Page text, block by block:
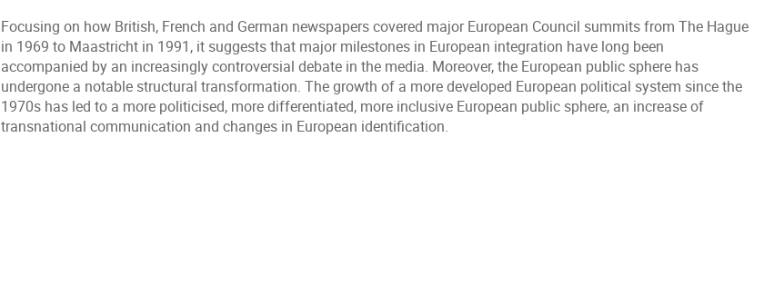
Focusing on how British, French and German newspapers covered major European Council summits from The Hague
in 1969 to Maastricht in 1991, it suggests that major milestones in European integration have long been
accompanied by an increasingly controversial debate in the media. Moreover, the European public sphere has
undergone a notable structural transformation. The growth of a more developed European political system since the
1970s has led to a more politicised, more differentiated, more inclusive European public sphere, an increase of
transnational communication and changes in European identification.